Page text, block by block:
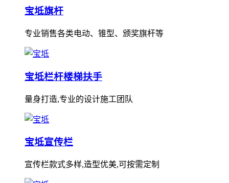
宝坻旗杆
专业销售各类电动、锥型、颁奖旗杆等
宝坻栏杆楼梯扶手
量身打造,专业的设计施工团队
宝坻宣传栏
宣传栏款式多样,造型优美,可按需定制